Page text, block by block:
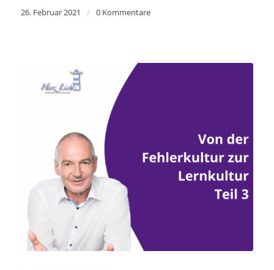
26. Februar 2021 / 0 Kommentare